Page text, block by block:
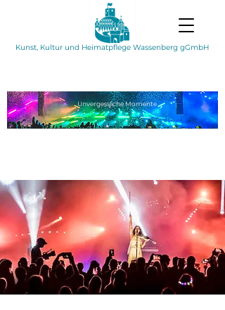
Kunst, Kultur und Heimatpflege Wassenberg gGmbH
UnvergesslicheMomente